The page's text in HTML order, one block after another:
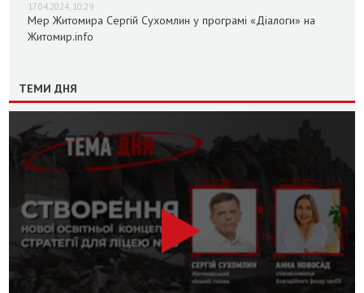
17.04.2024, 10:29
Мер Житомира Сергій Сухомлин у програмі «Діалоги» на
Житомир.info
ТЕМИ ДНЯ